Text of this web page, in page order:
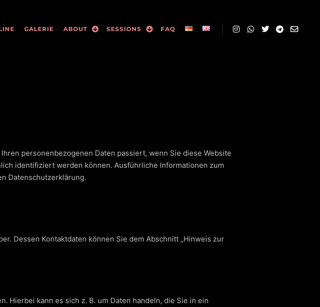
GALERIE ABOUT SESSIONS FAQ
personenbezogenen Daten passiert, wenn Sie diese Website
identifiziert werden können. Ausführliche Informationen zum
Datenschutzerklärung.
Dessen Kontaktdaten können Sie dem Abschnitt „Hinweis zur
Hierbei kann es sich z. B. um Daten handeln, die Sie in ein